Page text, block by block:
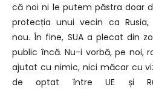
că noi ni le putem păstra doar
protecția unui vecin ca Rusia,
nou. În fine, SUA a plecat din
public încă. Nu-i vorbă, pe noi,
ajutat cu nimic, nici măcar cu
de optat între UE și